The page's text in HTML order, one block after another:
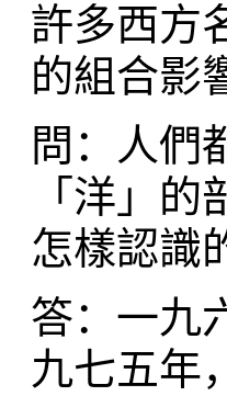
許多西方
的組合影
問：人們
「洋」
怎樣認識
答：一九
九七五年